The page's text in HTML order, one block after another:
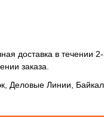
доставка в течении
заказа.
Деловые Линии,